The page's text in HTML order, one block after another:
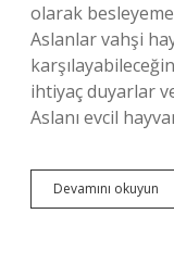
olarak
Aslanlar vahşi
ihtiyaç duyarlar
Aslanı evcil
Devamını okuyun